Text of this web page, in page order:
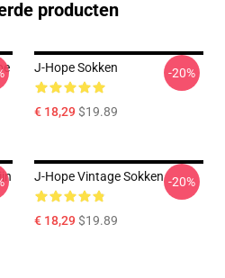
producten
J-Hope Sokken
€ 18,29$19.89
-20%
J-Hope Vintage Sokken
€ 18,29$19.89
-20%